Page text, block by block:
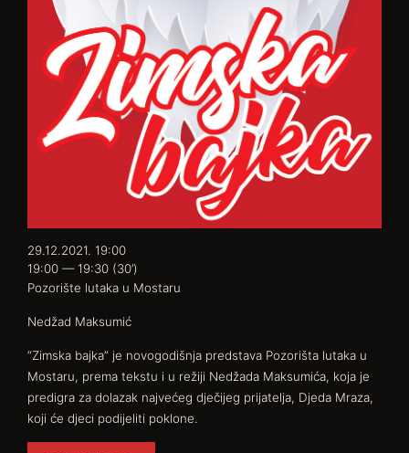
“Zimska bajka” je novogodišnja predstava Pozorišta lutaka u
Mostaru, prema tekstu i u režiji Nedžada Maksumića, koja je
predigra za dolazak najvećeg dječijeg prijatelja, Djeda Mraza,
koji će djeci podijeliti poklone.
29.12.2021. 19:00
19:00 — 19:30 (30’)
Pozorište lutaka u Mostaru
Nedžad Maksumić